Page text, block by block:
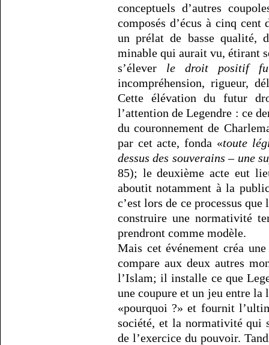
conceptuels d’autres
composés d’écus à cinq
un prélat de basse qualité,
minable qui aurait vu, étirant
s’élever le droit positif
incompréhension, rigueur,
Cette élévation du futur
l’attention de Legendre : ce
du couronnement de
par cet acte, fonda «toute
dessus des souverains – une
85); le deuxième acte eut
aboutit notamment à la
c’est lors de ce processus
construire une normativité
prendront comme modèle.
Mais cet événement créa
compare aux deux autres
l’Islam; il installe ce que
une coupure et un jeu entre
«pourquoi ?» et fournit
société, et la normativité qui
de l’exercice du pouvoir.